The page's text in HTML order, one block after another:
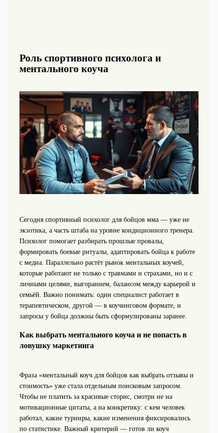
Роль спортивного психолога и
ментального коуча
Сегодня спортивный психолог для бойцов мма — уже не
экзотика, а часть штаба на уровне кондиционного тренера.
Психолог помогает разбирать прошлые провалы,
формировать боевые ритуалы, адаптировать бойца к работе
с медиа. Параллельно растёт рынок ментальных коучей,
которые работают не только с травмами и страхами, но и с
личными целями, выгоранием, балансом между карьерой и
семьёй. Важно понимать: один специалист работает в
терапевтическом, другой — в коучинговом формате, и
запросы у бойца должны быть сформулированы заранее.
Как выбрать ментального коуча и не попасть в
ловушку маркетинга
Фраза «ментальный коуч для бойцов как выбрать отзывы и
стоимость» уже стала отдельным поисковым запросом.
Чтобы не платить за красивые сторис, смотри не на
мотивационные цитаты, а на конкретику: с кем человек
работал, какие турниры, какие изменения фиксировались
по статистике. Важный критерий — готов ли коуч